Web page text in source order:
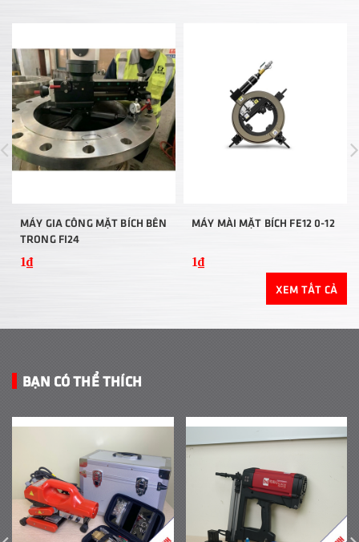
MÁY GIA CÔNG MẶT BÍCH BÊN
TRONG FI24
1₫
MÁY MÀI MẶT BÍCH FE12 0-12
1₫
XEM TẤT CẢ
BẠN CÓ THỂ THÍCH